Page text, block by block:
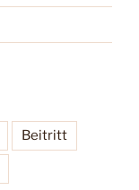
Beitritt